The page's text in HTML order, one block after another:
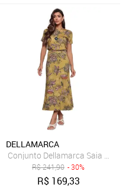
Cinto Encapado Caramelo
DELLAMARCA
Conjunto Dellamarca Saia e
R$241,90 - 30%
R$ 169,33